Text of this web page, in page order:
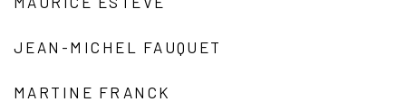
JEAN-MICHEL FAUQUET
MARTINE FRANCK